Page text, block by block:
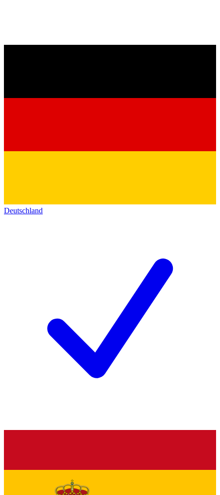
Deutschland